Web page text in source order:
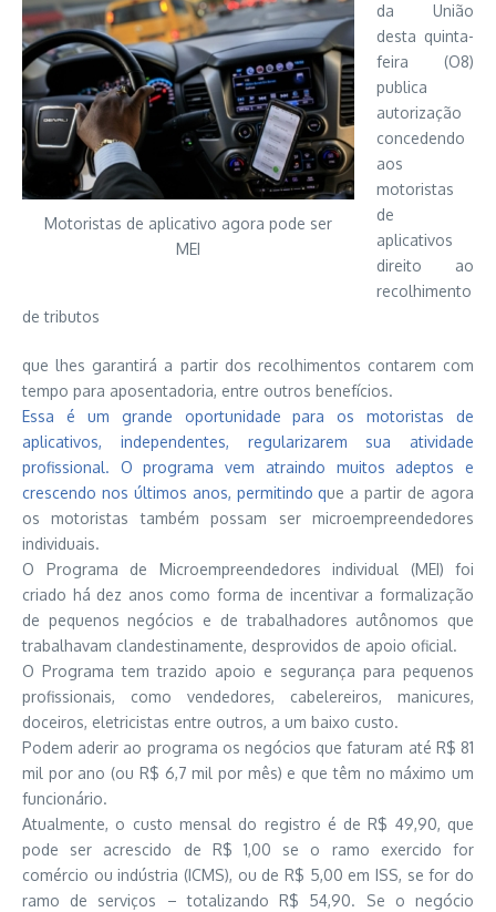
Motoristas de aplicativo agora pode ser
MEI
da União
desta quinta-
feira (O8)
publica
autorização
concedendo
aos
motoristas
de
aplicativos
direito ao
recolhimento
de tributos
que lhes garantirá a partir dos recolhimentos contarem com
tempo para aposentadoria, entre outros benefícios.
Essa é um grande oportunidade para os motoristas de
aplicativos, independentes, regularizarem sua atividade
profissional. O programa vem atraindo muitos adeptos e
crescendo nos últimos anos, permitindo que a partir de agora
os motoristas também possam ser microempreendedores
individuais.
O Programa de Microempreendedores individual (MEI) foi
criado há dez anos como forma de incentivar a formalização
de pequenos negócios e de trabalhadores autônomos que
trabalhavam clandestinamente, desprovidos de apoio oficial.
O Programa tem trazido apoio e segurança para pequenos
profissionais, como vendedores, cabelereiros, manicures,
doceiros, eletricistas entre outros, a um baixo custo.
Podem aderir ao programa os negócios que faturam até R$ 81
mil por ano (ou R$ 6,7 mil por mês) e que têm no máximo um
funcionário.
Atualmente, o custo mensal do registro é de R$ 49,90, que
pode ser acrescido de R$ 1,00 se o ramo exercido for
comércio ou indústria (ICMS), ou de R$ 5,00 em ISS, se for do
ramo de serviços – totalizando R$ 54,90. Se o negócio